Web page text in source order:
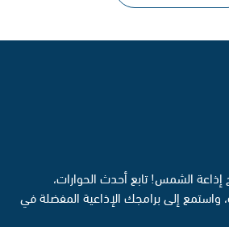
الشمس! تابع أحدث الحوارات،
واستمع إلى برامجك الإذاعية المفضلة في